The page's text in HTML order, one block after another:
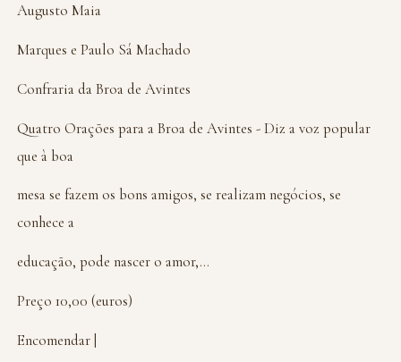
Augusto Maia
Marques e Paulo Sá Machado
Confraria da Broa de Avintes
Quatro Orações para a Broa de Avintes - Diz a voz popular
que à boa
mesa se fazem os bons amigos, se realizam negócios, se
conhece a
educação, pode nascer o amor,...
Preço 10,00 (euros)
Encomendar |